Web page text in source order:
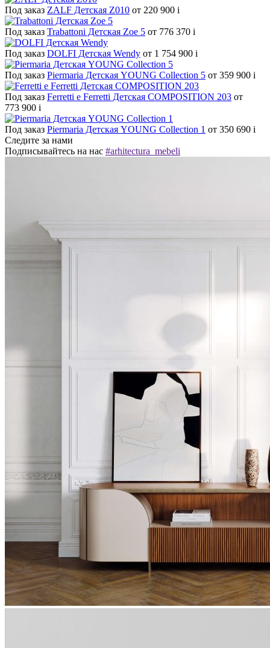
Под заказ ZALF Детская Z010 от 220 900 i
Под заказ Trabattoni Детская Zoe 5 от 776 370 i
Под заказ DOLFI Детская Wendy от 1 754 900 i
Под заказ Piermaria Детская YOUNG Collection 5 от 359 900 i
Под заказ Ferretti e Ferretti Детская COMPOSITION 203 от
773 900 i
Под заказ Piermaria Детская YOUNG Collection 1 от 350 690 i
Следите за нами
Подписывайтесь на нас #arhitectura_mebeli